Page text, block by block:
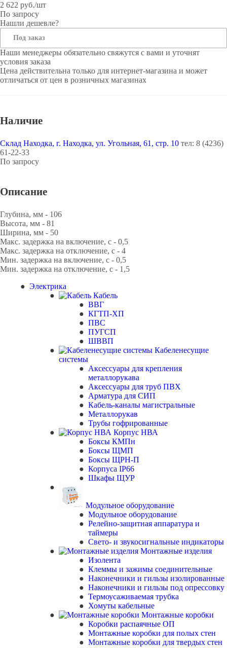
2 622 руб./шт
По запросу
Нашли дешевле?
Под заказ
Наши менеджеры обязательно свяжутся с вами и уточнят
условия заказа
Цена действительна только для интернет-магазина и может
отличаться от цен в розничных магазинах
Наличие
Склад Находка, г. Находка, ул. Угольная, 61, стр. 10 тел: 8 (4236)
61-22-33
По запросу
Описание
Глубина, мм - 106
Высота, мм - 81
Ширина, мм - 50
Макс. задержка на включение, с - 0,5
Макс. задержка на отключение, с - 4
Мин. задержка на включение, с - 0,5
Мин. задержка на отключение, с - 1,5
Электрика
Кабель
ВВГ
КГТП-ХП
ПВС
ПУГСП
ШВВП
Кабеленесущие
системы
Аксессуары для крепления
металлорукава
Аксессуары для труб ПВХ
Арматура для СИП
Кабель-каналы магистральные
Металлорукав
Трубы гофрированные
Корпус НВА
Боксы КМПн
Боксы ЩМП
Боксы ЩРН-П
Корпуса IP66
Шкафы ЩУР
Модульное оборудование
Модульное оборудование
Релейно-защитная аппаратура и
таймеры
Свето- и звукосигнальные индикаторы
Монтажные изделия
Изолента
Клеммы и зажимы соединительные
Наконечники и гильзы изолированные
Наконечники и гильзы под опрессовку
Термоусаживаемая трубка
Хомуты кабельные
Монтажные коробки
Коробки распаячные ОП
Монтажные коробки для полых стен
Монтажные коробки для твердых стен